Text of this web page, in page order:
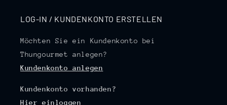
LOG-IN / KUNDENKONTO ERSTELLEN
Möchten Sie ein Kundenkonto bei
Thungourmet anlegen?
Kundenkonto anlegen
Kundenkonto vorhanden?
Hier einloggen